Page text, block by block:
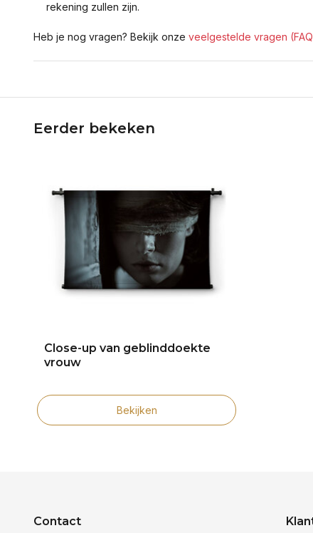
rekening zullen zijn.
Heb je nog vragen? Bekijk onze veelgestelde vragen
Eerder bekeken
Close-up van geblinddoekte
vrouw
Bekijken
Contact